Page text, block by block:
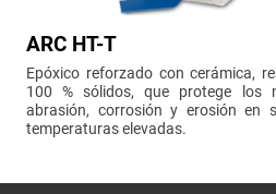
ARC HT-T
Epóxico reforzado con cerámica,
100 % sólidos, que protege los
abrasión, corrosión y erosión en
temperaturas elevadas.